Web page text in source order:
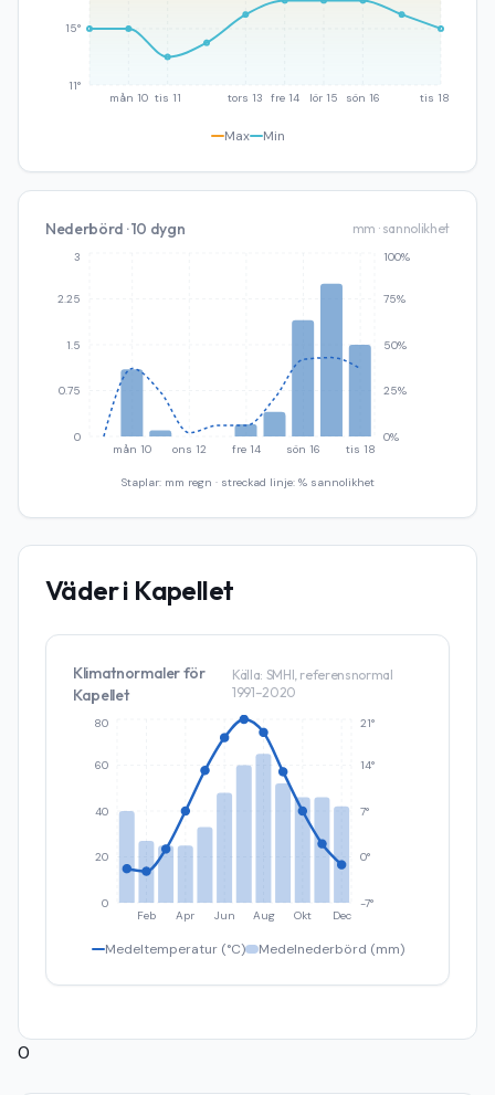
mån 10 tis 11 tors 13 fre 14 lör 15 sön 16 tis 18
11°
15°
Max Min
Nederbörd · 10 dygn mm · sannolikhet
mån 10 ons 12 fre 14 sön 16 tis 18
0
0.75
1.5
2.25
3
0%
25%
50%
75%
100%
Staplar: mm regn · streckad linje: % sannolikhet
Väder i Kapellet
Klimatnormaler för
Kapellet
Källa: SMHI, referensnormal
1991–2020
Feb Apr Jun Aug Okt Dec
0
20
40
60
80
-7°
0°
7°
14°
21°
Medeltemperatur (°C) Medelnederbörd (mm)
0